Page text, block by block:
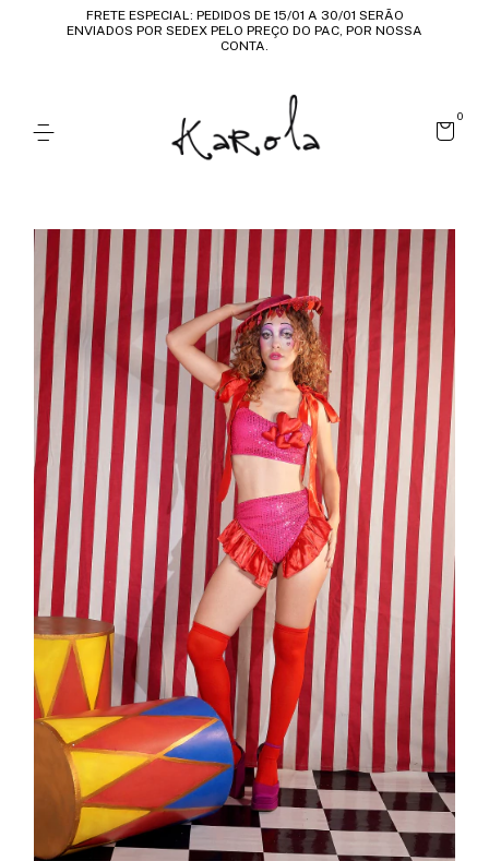
FRETE ESPECIAL: PEDIDOS DE 15/01 A 30/01 SERÃO
ENVIADOS POR SEDEX PELO PREÇO DO PAC, POR NOSSA
CONTA.
0